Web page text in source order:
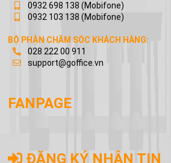
0932 698 138 (Mobifone)
0932 103 138 (Mobifone)
BỘ PHẬN CHĂM SÓC KHÁCH HÀNG:
028 222 00 911
support@goffice.vn
FANPAGE
ĐĂNG KÝ NHẬN TIN